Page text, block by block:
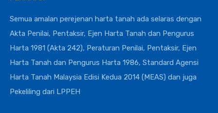
Semua amalan perejenan harta tanah ada selaras dengan
Akta Penilai, Pentaksir, Ejen Harta Tanah dan Pengurus
Harta 1981 (Akta 242), Peraturan Penilai, Pentaksir, Ejen
Harta Tanah dan Pengurus Harta 1986, Standard Agensi
Harta Tanah Malaysia Edisi Kedua 2014 (MEAS) dan juga
Pekeliling dari LPPEH